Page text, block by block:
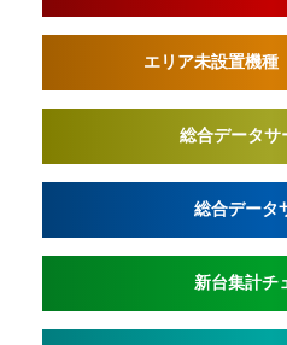
エリア未設置機種
総合データサ
総合データ
新台集計チ